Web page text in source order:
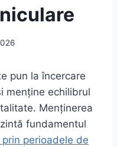
pun la încercare
menține echilibrul
Menținerea
fundamentul
perioadele de